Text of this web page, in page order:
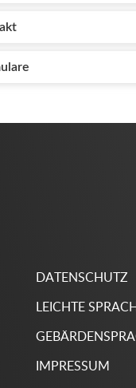
DATENSCHUTZ
LEICHTE
IMPRESSUM